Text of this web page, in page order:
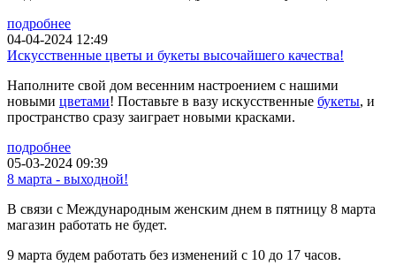
подробнее
04-04-2024 12:49
Искусственные цветы и букеты высочайшего качества!
Наполните свой дом весенним настроением с нашими
новыми цветами! Поставьте в вазу искусственные букеты, и
пространство сразу заиграет новыми красками.
подробнее
05-03-2024 09:39
8 марта - выходной!
В связи с Международным женским днем в пятницу 8 марта
магазин работать не будет.
9 марта будем работать без изменений с 10 до 17 часов.